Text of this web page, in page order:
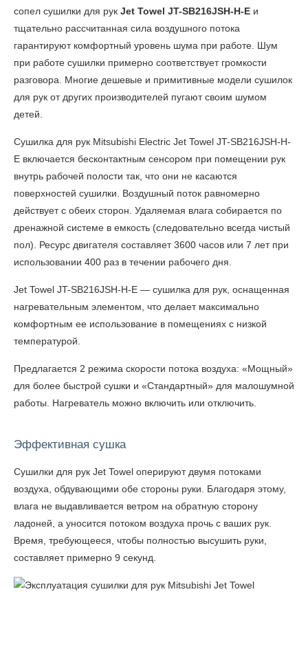
сопел сушилки для рук Jet Towel JT-SB216JSH-H-E и
тщательно рассчитанная сила воздушного потока
гарантируют комфортный уровень шума при работе. Шум
при работе сушилки примерно соответствует громкости
разговора. Многие дешевые и примитивные модели сушилок
для рук от других производителей пугают своим шумом
детей.
Сушилка для рук Mitsubishi Electric Jet Towel JT-SB216JSH-H-
E включается бесконтактным сенсором при помещении рук
внутрь рабочей полости так, что они не касаются
поверхностей сушилки. Воздушный поток равномерно
действует с обеих сторон. Удаляемая влага собирается по
дренажной системе в емкоcть (следовательно всегда чистый
пол). Ресурс двигателя составляет 3600 часов или 7 лет при
использовании 400 раз в течении рабочего дня.
Jet Towel JT-SB216JSH-H-E — сушилка для рук, оснащенная
нагревательным элементом, что делает максимально
комфортным ее использование в помещениях с низкой
температурой.
Предлагается 2 режима скорости потока воздуха: «Мощный»
для более быстрой сушки и «Стандартный» для малошумной
работы. Нагреватель можно включить или отключить.
Эффективная сушка
Сушилки для рук Jet Towel оперируют двумя потоками
воздуха, обдувающими обе стороны руки. Благодаря этому,
влага не выдавливается ветром на обратную сторону
ладоней, а уносится потоком воздуха прочь с ваших рук.
Время, требующееся, чтобы полностью высушить руки,
составляет примерно 9 секунд.